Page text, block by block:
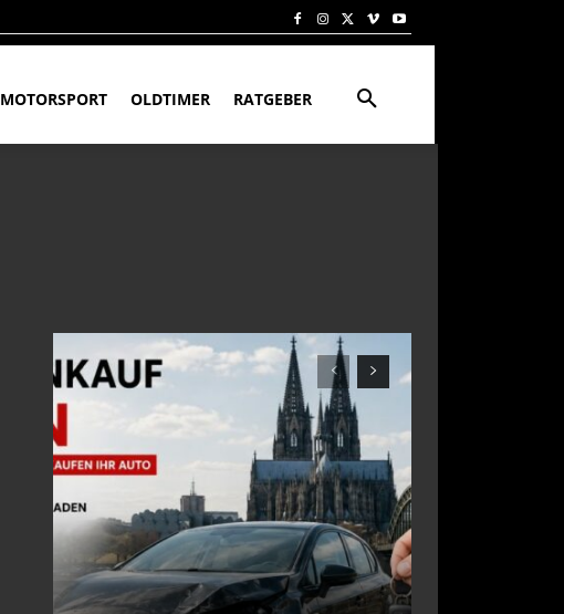
MOTORSPORT OLDTIMER RATGEBER